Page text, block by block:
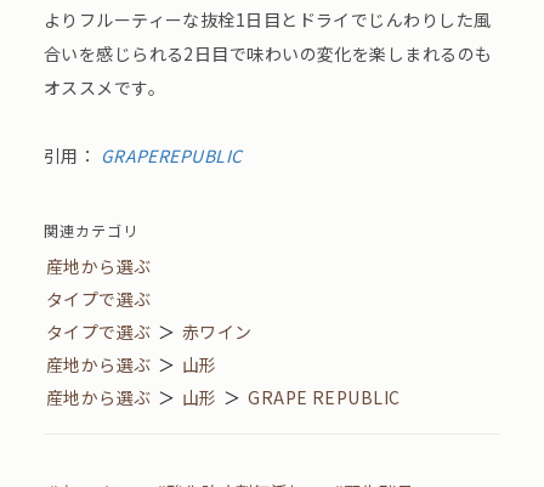
よりフルーティーな抜栓1日目とドライでじんわりした風
合いを感じられる2日目で味わいの変化を楽しまれるのも
オススメです。
引用： GRAPEREPUBLIC
関連カテゴリ
産地から選ぶ
タイプで選ぶ
タイプで選ぶ ＞ 赤ワイン
産地から選ぶ ＞ 山形
産地から選ぶ ＞ 山形 ＞ GRAPE REPUBLIC